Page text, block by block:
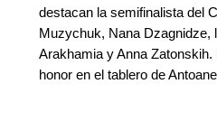
destacan la semifinalista del
Muzychuk, Nana Dzagnidze,
Arakhamia y Anna
honor en el tablero de